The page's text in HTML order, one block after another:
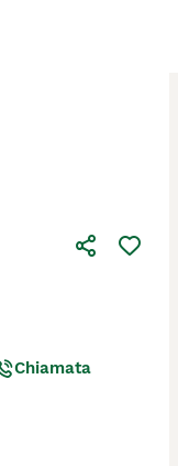
Chiamata